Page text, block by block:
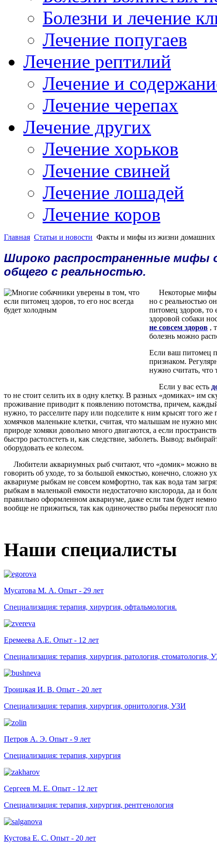
Болезни и лечение
Лечение попугаев
Лечение рептилий
Лечение и
Лечение черепах
Лечение других
Лечение хорьков
Лечение свиней
Лечение лошадей
Лечение коров
Главная Статьи и новости Факты и мифы из жизни домашних
Широко распространенные мифы
общего с реальностью.
Некоторые мифы
но с реальностью
питомец здоров, то
здоровой собаки
не совсем здоров ,
болезнь можно
Если ваш питомец
признаком.
нужно считать, что
Если у вас есть
то не стоит селить их в одну клетку. В разных «домиках» им
проживание приводит к появлению потомства, причем,
нужно, то расселите пару или подселите к ним крысят того
хомячков маленькие клетки, считая, что малышам не нужно
природе хомяки довольно много двигаются, а если
быстро растолстеть и, как следствие, заболеть. Вывод:
оборудовать ее колесом.
Любители аквариумных рыб считают, что «домик» можно
говорить об уходе, то за большой емкостью, конечно, сложно
аквариуме рыбкам не совсем комфортно, так как вода там
рыбкам в маленькой емкости недостаточно кислорода, да и
правильно оформленном аквариуме, даже если там будет
вообще не прижиться, так как одиночество рыбы переносят
Наши специалисты
Мусатова М. А. Опыт - 29 лет
Специализация: терапия, хирургия, офтальмология.
Еремеева А.Е. Опыт - 12 лет
Специализация: терапия, хирургия, ратология, стоматология,
Троицкая И. В. Опыт - 20 лет
Специализация: терапия, хирургия, орнитология, УЗИ
Петров А. Э. Опыт - 9 лет
Специализация: терапия, хирургия
Сергеев М. Е. Опыт - 12 лет
Специализация: терапия, хирургия, рентгенология
Кустова Е. С. Опыт - 20 лет